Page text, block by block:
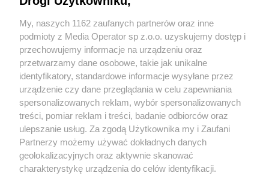
Wydawca mediówlokalnych
Nie zapomnij
zapoznać się z:
polityką prywatności regulamin korzystania z portali
Twojemiasto
Piekary Śląskie
Chorzów
Tarnowskie Góry
Skontaktuj się z nami
Kontakt
Wydawca
Redakcja
My, naszych 1162 zaufanych partnerów oraz inne
podmioty z Media Operator sp z.o.o. uzyskujemy dostęp i
przechowujemy informacje na urządzeniu oraz
przetwarzamy dane osobowe, takie jak unikalne
identyfikatory, standardowe informacje wysyłane przez
urządzenie czy dane przeglądania w celu zapewniania
spersonalizowanych reklam, wybór spersonalizowanych
treści, pomiar reklam i treści, badanie odbiorców oraz
ulepszanie usług. Za zgodą Użytkownika my i Zaufani
Partnerzy możemy używać dokładnych danych
geolokalizacyjnych oraz aktywnie skanować
charakterystykę urządzenia do celów identyfikacji.